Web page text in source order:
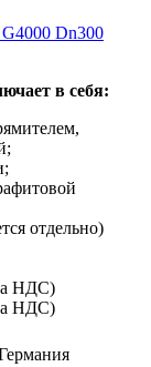
в себя:
отдельно)
НДС)
НДС)